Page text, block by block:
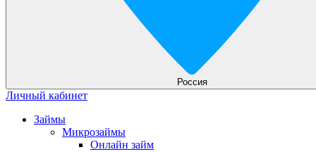
Россия
Личный кабинет
Займы
Микрозаймы
Онлайн займ